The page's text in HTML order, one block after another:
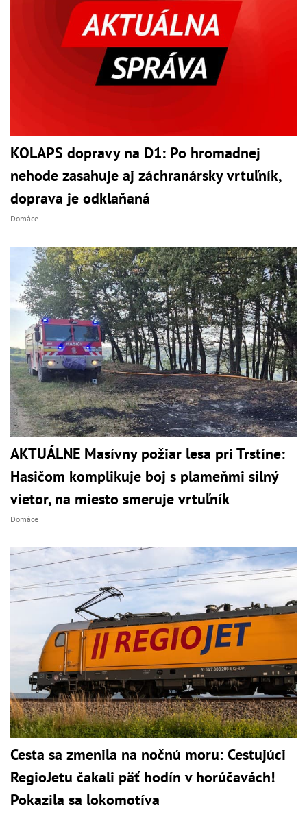
KOLAPS dopravy na D1: Po hromadnej
nehode zasahuje aj záchranársky vrtuľník,
doprava je odklaňaná
Domáce
AKTUÁLNE Masívny požiar lesa pri Trstíne:
Hasičom komplikuje boj s plameňmi silný
vietor, na miesto smeruje vrtuľník
Domáce
Cesta sa zmenila na nočnú moru: Cestujúci
RegioJetu čakali päť hodín v horúčavách!
Pokazila sa lokomotíva